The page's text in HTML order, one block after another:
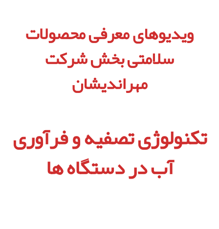
ویدیوهای معرفی محصولات
سلامتی بخش شرکت
مهراندیشان
تکنولوژی تصفیه و فرآوری
آب در دستگاه ها